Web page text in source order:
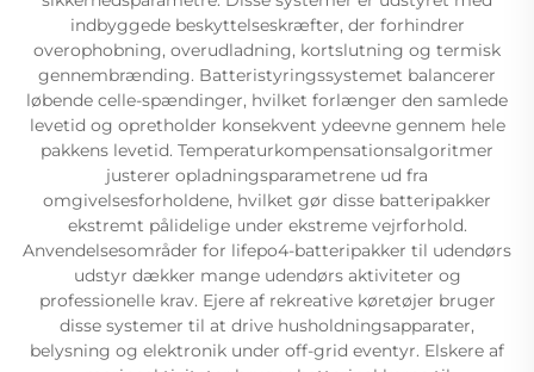
indbyggede beskyttelseskræfter, der forhindrer
overophobning, overudladning, kortslutning og termisk
gennembrænding. Batteristyringssystemet balancerer
løbende celle-spændinger, hvilket forlænger den samlede
levetid og opretholder konsekvent ydeevne gennem hele
pakkens levetid. Temperaturkompensationsalgoritmer
justerer opladningsparametrene ud fra
omgivelsesforholdene, hvilket gør disse batteripakker
ekstremt pålidelige under ekstreme vejrforhold.
Anvendelsesområder for lifepo4-batteripakker til udendørs
udstyr dækker mange udendørs aktiviteter og
professionelle krav. Ejere af rekreative køretøjer bruger
disse systemer til at drive husholdningsapparater,
belysning og elektronik under off-grid eventyr. Elskere af